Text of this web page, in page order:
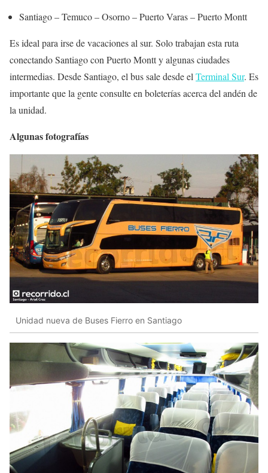
Santiago – Temuco – Osorno – Puerto Varas – Puerto Montt
Es ideal para irse de vacaciones al sur. Solo trabajan esta ruta
conectando Santiago con Puerto Montt y algunas ciudades
intermedias. Desde Santiago, el bus sale desde el Terminal Sur. Es
importante que la gente consulte en boleterías acerca del andén de
la unidad.
Algunas fotografías
Unidad nueva de Buses Fierro en Santiago